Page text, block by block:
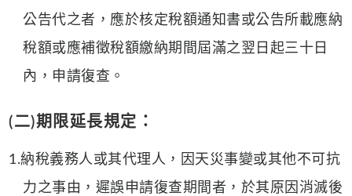
公告代之者，應於核定稅額通知書或公告所載應納
稅額或應補徵稅額繳納期間屆滿之翌日起三十日
內，申請復查。
(二)期限延長規定：
1.納稅義務人或其代理人，因天災事變或其他不可抗
力之事由，遲誤申請復查期間者，於其原因消滅後